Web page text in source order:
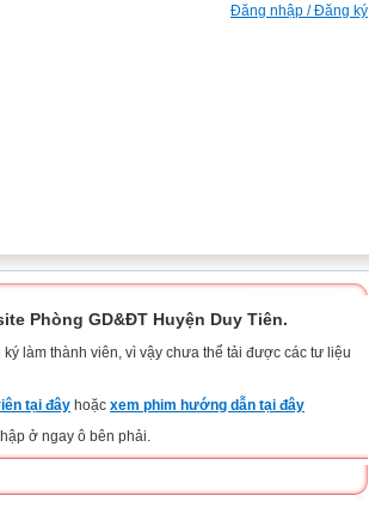
Đăng nhập / Đăng ký
Phòng GD&ĐT Huyện Duy Tiên.
làm thành viên, vì vậy chưa thể tải được các tư liệu
tại đây hoặc xem phim hướng dẫn tại đây
ở ngay ô bên phải.